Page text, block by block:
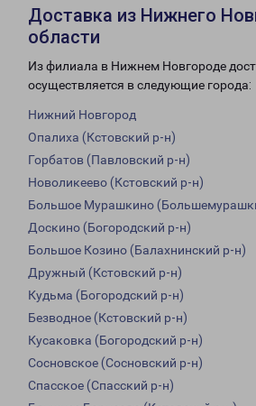
Доставка из Нижнего
области
Из филиала в Нижнем Новгороде
осуществляется в следующие города:
Нижний Новгород
Опалиха (Кстовский р-н)
Горбатов (Павловский р-н)
Новоликеево (Кстовский р-н)
Большое Мурашкино
Доскино (Богородский р-н)
Большое Козино (Балахнинский р-н)
Дружный (Кстовский р-н)
Кудьма (Богородский р-н)
Безводное (Кстовский р-н)
Кусаковка (Богородский р-н)
Сосновское (Сосновский р-н)
Спасское (Спасский р-н)